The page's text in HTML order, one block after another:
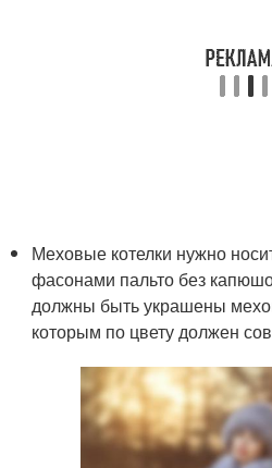
Меховые котелки нужно
фасонами пальто без
должны быть украшены
которым по цвету должен